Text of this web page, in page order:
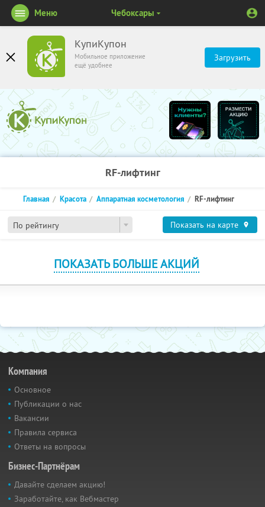
КупиКупон
Мобильное приложение
ещё удобнее
Загрузить
Меню Чебоксары
RF-лифтинг
По рейтингу
Главная Красота Аппаратная косметология RF-лифтинг
Показать на карте
ПОКАЗАТЬ БОЛЬШЕ АКЦИЙ
Компания
Основное
Публикации о нас
Вакансии
Правила сервиса
Ответы на вопросы
Бизнес-Партнёрам
Давайте сделаем акцию!
Заработайте, как Вебмастер